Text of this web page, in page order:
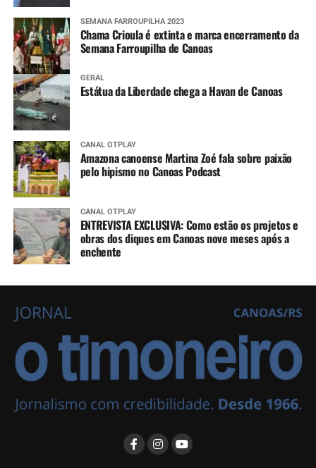
SEMANA FARROUPILHA 2023
Chama Crioula é extinta e marca encerramento da
Semana Farroupilha de Canoas
GERAL
Estátua da Liberdade chega a Havan de Canoas
CANAL OTPLAY
Amazona canoense Martina Zoé fala sobre paixão
pelo hipismo no Canoas Podcast
CANAL OTPLAY
ENTREVISTA EXCLUSIVA: Como estão os projetos e
obras dos diques em Canoas nove meses após a
enchente